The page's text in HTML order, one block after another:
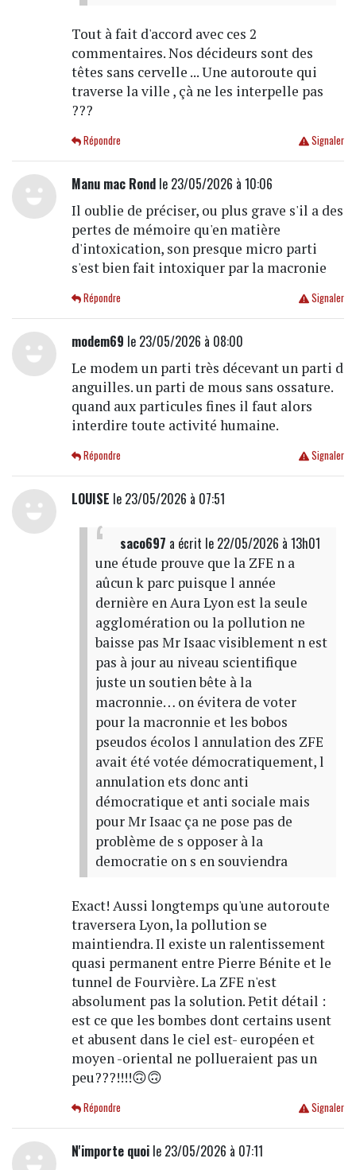
Tout à fait d'accord avec ces 2
commentaires. Nos décideurs sont des
têtes sans cervelle ... Une autoroute qui
traverse la ville , çà ne les interpelle pas
???
Signaler
Répondre
Manu mac Rondle 23/05/2026 à 10:06
Il oublie de préciser, ou plus grave s'il a des
pertes de mémoire qu'en matière
d'intoxication, son presque micro parti
s'est bien fait intoxiquer par la macronie
Signaler
Répondre
modem69 le 23/05/2026 à 08:00
Le modem un parti très décevant un parti d
anguilles. un parti de mous sans ossature.
quand aux particules fines il faut alors
interdire toute activité humaine.
Signaler
Répondre
LOUISE le 23/05/2026 à 07:51
saco697 a écrit le 22/05/2026 à 13h01
une étude prouve que la ZFE n a
aûcun k parc puisque l année
dernière en Aura Lyon est la seule
agglomération ou la pollution ne
baisse pas Mr Isaac visiblement n est
pas à jour au niveau scientifique
juste un soutien bête à la
macronnie… on évitera de voter
pour la macronnie et les bobos
pseudos écolos l annulation des ZFE
avait été votée démocratiquement, l
annulation ets donc anti
démocratique et anti sociale mais
pour Mr Isaac ça ne pose pas de
problème de s opposer à la
democratie on s en souviendra
Exact! Aussi longtemps qu'une autoroute
traversera Lyon, la pollution se
maintiendra. Il existe un ralentissement
quasi permanent entre Pierre Bénite et le
tunnel de Fourvière. La ZFE n'est
absolument pas la solution. Petit détail :
est ce que les bombes dont certains usent
et abusent dans le ciel est- européen et
moyen -oriental ne pollueraient pas un
peu???!!!!🙃🙃
Signaler
Répondre
N'importe quoile 23/05/2026 à 07:11